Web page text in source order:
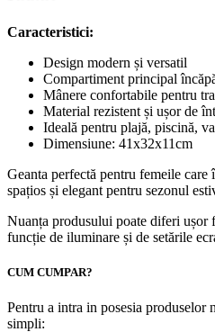
Caracteristici:
Design modern și versatil
Compartiment principal
Mânere confortabile pentru
Material rezistent și ușor de
Ideală pentru plajă, piscină,
Dimensiune: 41x32x11cm
Geanta perfectă pentru femeile care
spațios și elegant pentru sezonul
Nuanța produsului poate diferi ușor
funcție de iluminare și de setările
CUM CUMPAR?
Pentru a intra in posesia produselor
simpli: